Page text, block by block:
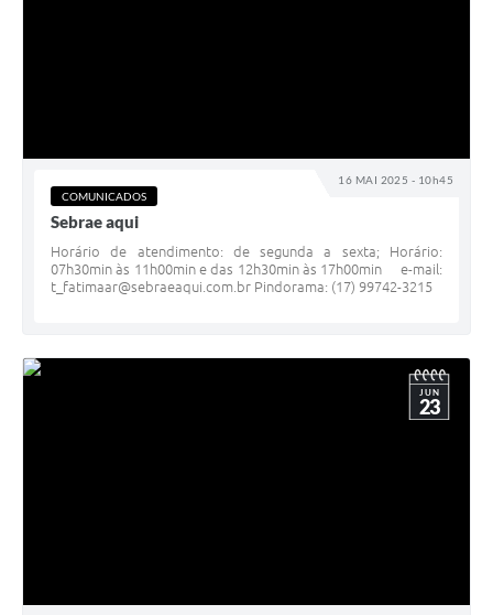
Galeria de Vídeos
Secretarias
Projetos
Legislação
Links
16 MAI 2025 - 10h45
COMUNICADOS
Sebrae aqui
Horário de atendimento: de segunda a sexta; Horário:
07h30min às 11h00min e das 12h30min às 17h00min e-mail:
t_fatimaar@sebraeaqui.com.br Pindorama: (17) 99742-3215
JUN
23